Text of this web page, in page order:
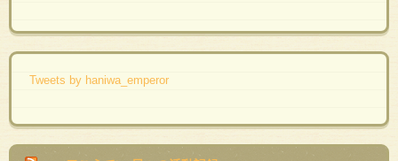
Tweets by haniwa_emperor